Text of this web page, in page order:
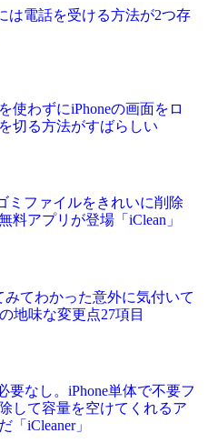
は電話を受ける方法が2つ存
使わずにiPhoneの画面をロ
切る方法がすばらしい
ミファイルをきれいに削除
料アプリが登場「iClean」
みてわかった意外に気付いて
地味な変更点27項目
要なし。iPhone単体で不要フ
して容量を空けてくれるア
「iCleaner」